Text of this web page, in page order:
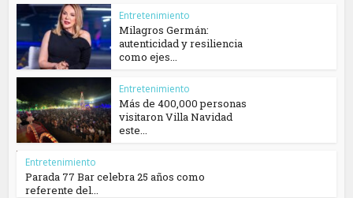
Entretenimiento
Milagros Germán:
autenticidad y resiliencia
como ejes...
Entretenimiento
Más de 400,000 personas
visitaron Villa Navidad
este...
Entretenimiento
Parada 77 Bar celebra 25 años como
referente del...